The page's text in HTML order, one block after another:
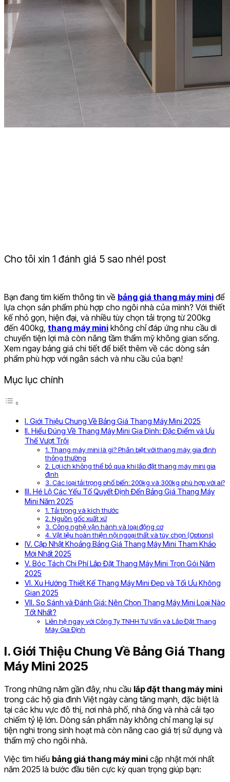
Cho tôi xin 1 đánh giá 5 sao nhé! post
Bạn đang tìm kiếm thông tin về bảng giá thang máy mini để
lựa chọn sản phẩm phù hợp cho ngôi nhà của mình? Với thiết
kế nhỏ gọn, hiện đại, và nhiều tùy chọn tải trọng từ 200kg
đến 400kg, thang máy mini không chỉ đáp ứng nhu cầu di
chuyển tiện lợi mà còn nâng tầm thẩm mỹ không gian sống.
Xem ngay bảng giá chi tiết để biết thêm về các dòng sản
phẩm phù hợp với ngân sách và nhu cầu của bạn!
Mục lục chính
I. Giới Thiệu Chung Về Bảng Giá Thang Máy Mini 2025
II. Hiểu Đúng Về Thang Máy Mini Gia Đình: Đặc Điểm và Ưu
Thế Vượt Trội
1. Thang máy mini là gì? Phân biệt với thang máy gia đình
thông thường
2. Lợi ích không thể bỏ qua khi lắp đặt thang máy mini gia
đình
3. Các loại tải trọng phổ biến: 200kg và 300kg phù hợp với ai?
III. Hé Lộ Các Yếu Tố Quyết Định Đến Bảng Giá Thang Máy
Mini Năm 2025
1. Tải trọng và kích thước
2. Nguồn gốc xuất xứ
3. Công nghệ vận hành và loại động cơ
4. Vật liệu hoàn thiện nội ngoại thất và tùy chọn (Options)
IV. Cập Nhật Khoảng Bảng Giá Thang Máy Mini Tham Khảo
Mới Nhất 2025
V. Bóc Tách Chi Phí Lắp Đặt Thang Máy Mini Trọn Gói Năm
2025
VI. Xu Hướng Thiết Kế Thang Máy Mini Đẹp và Tối Ưu Không
Gian 2025
VII. So Sánh và Đánh Giá: Nên Chọn Thang Máy Mini Loại Nào
Tốt Nhất?
Liên hệ ngay với Công Ty TNHH Tư Vấn và Lắp Đặt Thang
Máy Gia Định
I. Giới Thiệu Chung Về Bảng Giá Thang
Máy Mini 2025
Trong những năm gần đây, nhu cầu lắp đặt thang máy mini
trong các hộ gia đình Việt ngày càng tăng mạnh, đặc biệt là
tại các khu vực đô thị, nơi nhà phố, nhà ống và nhà cải tạo
chiếm tỷ lệ lớn. Dòng sản phẩm này không chỉ mang lại sự
tiện nghi trong sinh hoạt mà còn nâng cao giá trị sử dụng và
thẩm mỹ cho ngôi nhà.
Việc tìm hiểu bảng giá thang máy mini cập nhật mới nhất
năm 2025 là bước đầu tiên cực kỳ quan trọng giúp bạn: